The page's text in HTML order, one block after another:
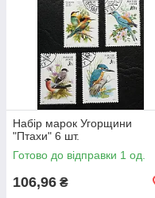
Набір марок Угорщини
"Птахи" 6 шт.
Готово до відправки 1 од.
106,96 ₴